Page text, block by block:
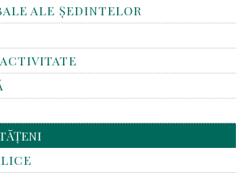
ALE ȘEDINTELOR